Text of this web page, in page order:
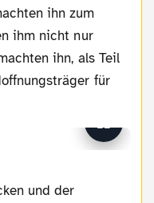
ihn zum
ihm nicht nur
ihn, als Teil
für